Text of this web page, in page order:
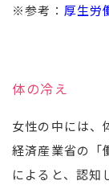
※参考： 厚生労
体の冷え
女性の中には、
経済産業省の「
によると、認知